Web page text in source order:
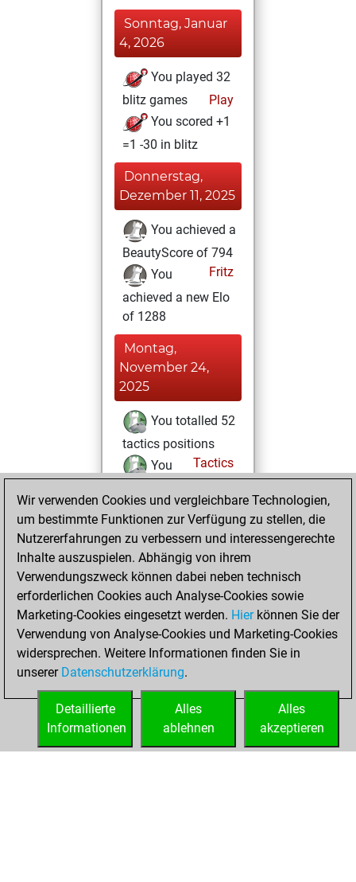
Sonntag, Januar
4, 2026
You played 32
blitz games
Play
You scored +1
=1 -30 in blitz
Donnerstag,
Dezember 11, 2025
You achieved a
BeautyScore of 794
Fritz
You
achieved a new Elo
of 1288
Montag,
November 24,
2025
You totalled 52
tactics positions
Tactics
You
positions
You achieved
an Elo of 1472 in
tactics positions
Sonntag,
November 23,
2025
You created
your Fritz account
Wir verwenden Cookies und vergleichbare Technologien,
um bestimmte Funktionen zur Verfügung zu stellen, die
Nutzererfahrungen zu verbessern und interessengerechte
Inhalte auszuspielen. Abhängig von ihrem
Verwendungszweck können dabei neben technisch
erforderlichen Cookies auch Analyse-Cookies sowie
Marketing-Cookies eingesetzt werden. Hierkönnen Sie der
Verwendung von Analyse-Cookies und Marketing-Cookies
widersprechen. Weitere Informationen finden Sie in
unserer Datenschutzerklärung.
Alles
akzeptieren
Alles
ablehnen
Detaillierte
Informationen